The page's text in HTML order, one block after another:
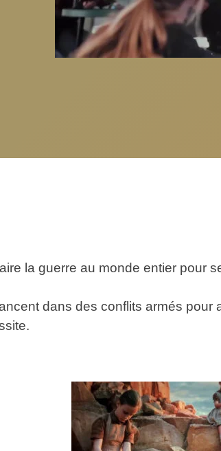
la guerre au monde entier pour
dans des conflits armés